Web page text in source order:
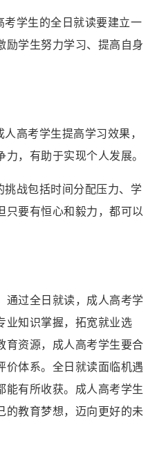
学生的全日就读要建立一
励学生努力学习、提高自身
高考学生提高学习效果，
，有助于实现个人发展。
战包括时间分配压力、学
只要有恒心和毅力，都可以
通过全日就读，成人高考学
业知识掌握，拓宽就业选
育资源，成人高考学生要合
价体系。全日就读面临机遇
能有所收获。成人高考学生
的教育梦想，迈向更好的未